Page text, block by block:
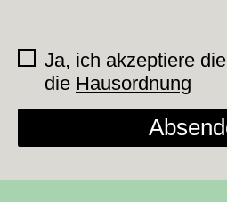
Ja, ich akzeptiere die
die Hausordnung